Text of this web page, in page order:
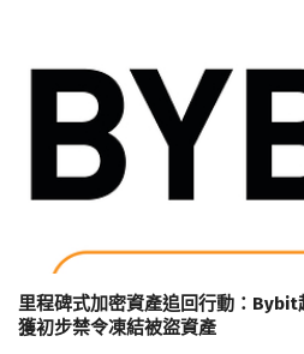
里程碑式加密資產追回行動：
獲初步禁令凍結被盜資產